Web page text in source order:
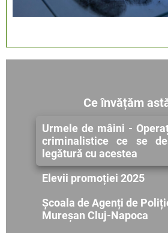
Ce învățăm
Urmele de mâini -
criminalistice ce se
legătură cu acestea
Elevii promoției 2025
Școala de Agenți de
Mureșan Cluj-Napoca